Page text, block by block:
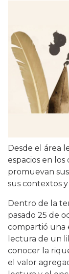
Desde el área
espacios en
promuevan
sus contextos
Dentro de la
pasado 25 de
compartió una
lectura de un
conocer la
el valor